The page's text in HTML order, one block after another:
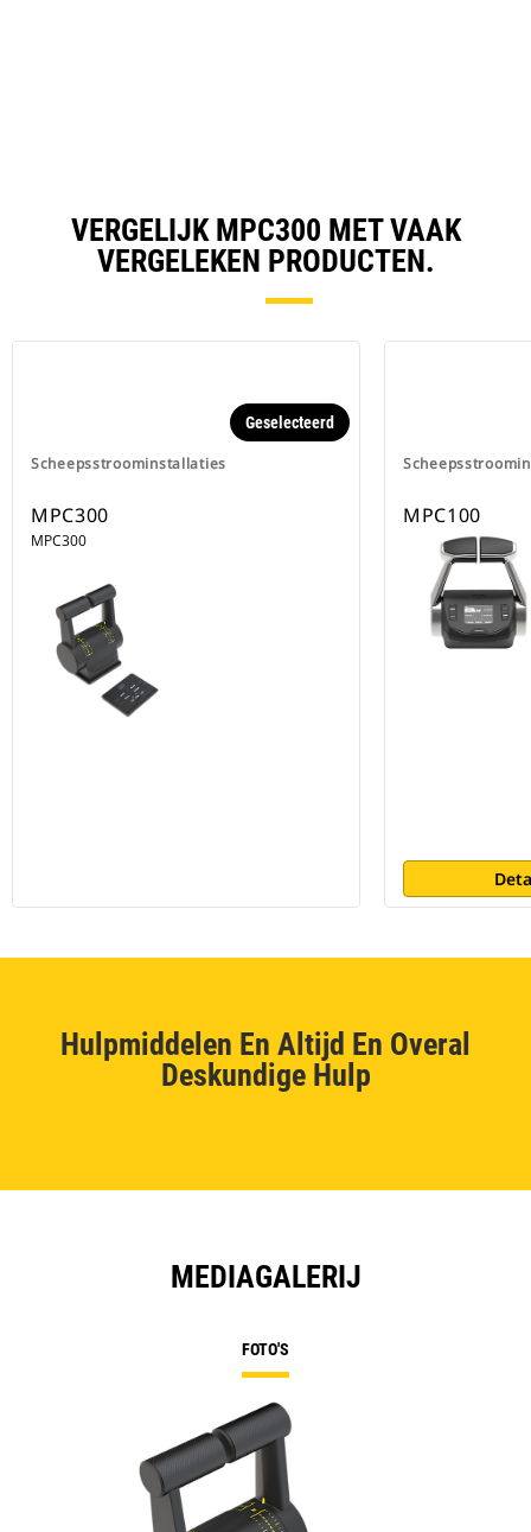
VERGELIJK MPC300 MET VAAK
VERGELEKEN PRODUCTEN.
Scheepsstroominstallaties
Geselecteerd
MPC300
MPC300
MPC100
Hulpmiddelen En Altijd En Overal
Deskundige Hulp
MEDIAGALERIJ
FOTO'S